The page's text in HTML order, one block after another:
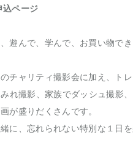
ページ
遊んで、学んで、お買い物で
チャリティ撮影会に加え、ト
れ撮影、家族でダッシュ撮影
が盛りだくさんです。
に、忘れられない特別な１日を